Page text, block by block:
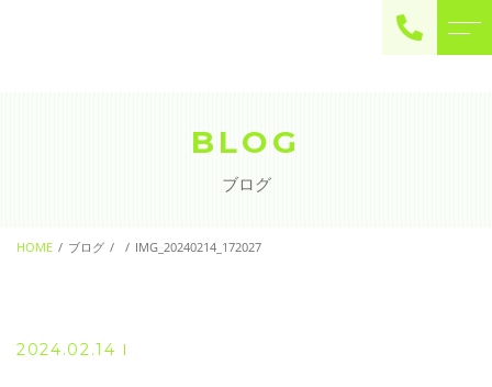
contact
BLOG
ブログ
HOME ブログ IMG_20240214_172027
2024.02.14